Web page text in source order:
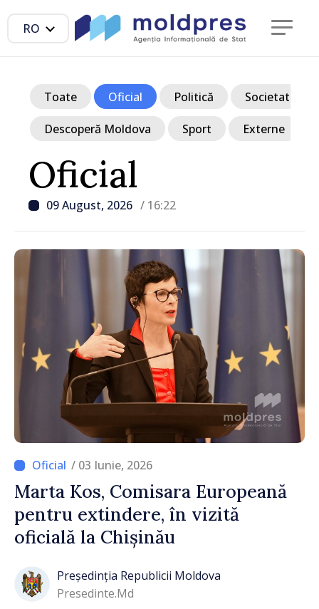
RO
Oficial
09 August, 2026 / 16:22
Toate Oficial Politică Societate
Descoperă Moldova Sport Externe
/ 03 Iunie, 2026
Marta Kos, Comisara Europeană
pentru extindere, în vizită
oficială la Chișinău
Președinția Republicii Moldova
Presedinte.md